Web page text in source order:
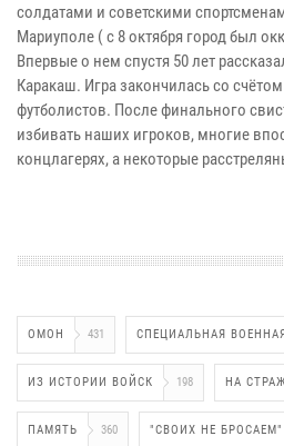
солдатами и советскими
Мариуполе ( с 8 октября город был
Впервые о нем спустя 50 лет
Каракаш. Игра закончилась со
футболистов. После финального
избивать наших игроков, многие
концлагерях, а некоторые
ОМОН 431 СПЕЦИАЛЬНАЯ
ИЗ ИСТОРИИ ВОЙСК 198 НА
ПАМЯТЬ 360 "СВОИХ НЕ БРОСАЕМ"